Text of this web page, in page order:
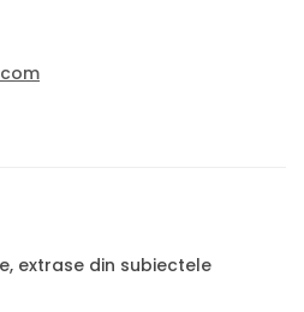
extrase din subiectele